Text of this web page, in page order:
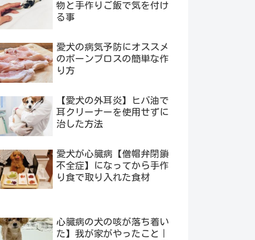
物と手作りご飯で気を付け
る事
愛犬の病気予防にオススメ
のボーンブロスの簡単な作
り方
【愛犬の外耳炎】ヒバ油で
耳クリーナーを使用せずに
治した方法
愛犬が心臓病【僧帽弁閉鎖
不全症】になってから手作
り食で取り入れた食材
心臓病の犬の咳が落ち着い
た】我が家がやったこと｜